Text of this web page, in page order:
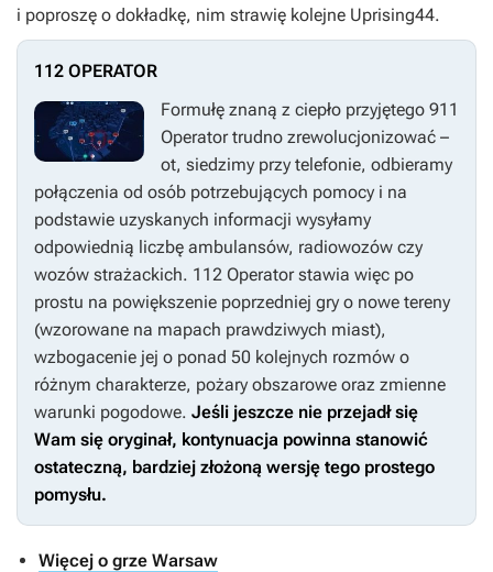
i poproszę o dokładkę, nim strawię kolejne Uprising44.
112 OPERATOR
Formułę znaną z ciepło przyjętego 911
Operatortrudno zrewolucjonizować –
ot, siedzimy przy telefonie, odbieramy
połączenia od osób potrzebujących pomocy i na
podstawie uzyskanych informacji wysyłamy
odpowiednią liczbę ambulansów, radiowozów czy
wozów strażackich. 112 Operatorstawia więc po
prostu na powiększenie poprzedniej gry o nowe tereny
(wzorowane na mapach prawdziwych miast),
wzbogacenie jej o ponad 50 kolejnych rozmów o
różnym charakterze, pożary obszarowe oraz zmienne
warunki pogodowe. Jeśli jeszcze nie przejadł się
Wam się oryginał, kontynuacja powinna stanowić
ostateczną, bardziej złożoną wersję tego prostego
pomysłu.
Więcej o grze Warsaw